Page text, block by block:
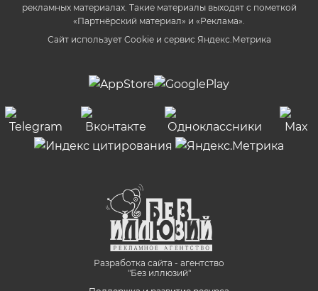
рекламных материалах. Такие материалы выходят с пометкой
«Партнёрский материал» и «Реклама».
Сайт использует Cookie и сервиc Яндекс.Метрика
Разработка сайта - агентство
"Без иллюзий"